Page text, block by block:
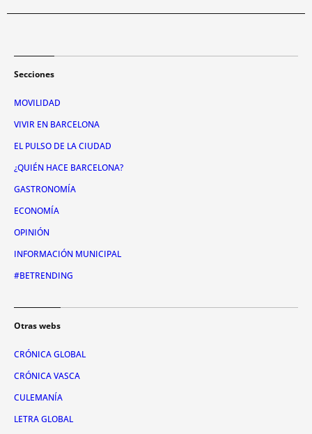
Secciones
MOVILIDAD
VIVIR EN BARCELONA
EL PULSO DE LA CIUDAD
¿QUIÉN HACE BARCELONA?
GASTRONOMÍA
ECONOMÍA
OPINIÓN
INFORMACIÓN MUNICIPAL
#BETRENDING
Otras webs
CRÓNICA GLOBAL
CRÓNICA VASCA
CULEMANÍA
LETRA GLOBAL